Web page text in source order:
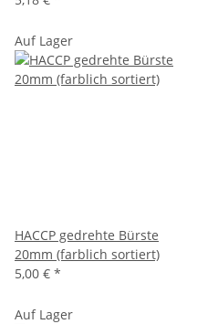
Auf Lager
HACCP gedrehte Bürste
20mm (farblich sortiert)
5,00 € *
Auf Lager